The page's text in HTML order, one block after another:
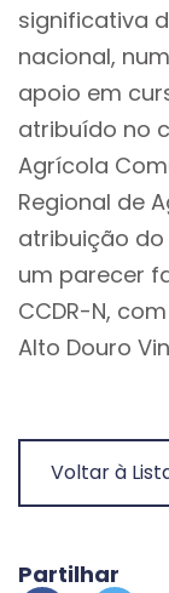
significativa
nacional,
apoio em
atribuído no
Agrícola
Regional de
atribuição
um parecer
CCDR-N,
Alto Douro
Voltar à
Partilhar